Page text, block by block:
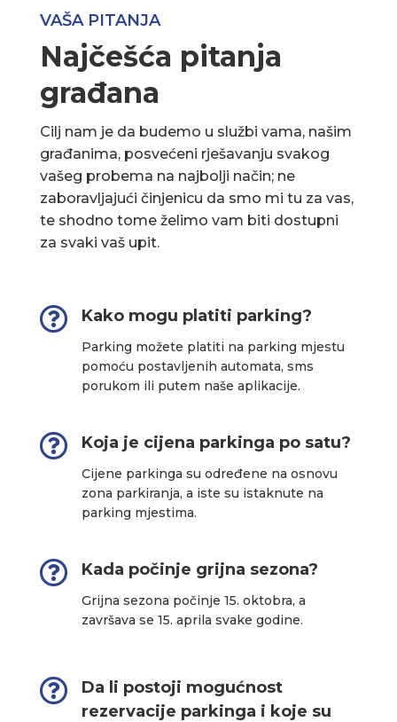
VAŠA PITANJA
Najčešća pitanja
građana
Cilj nam je da budemo u službi vama, našim
građanima, posvećeni rješavanju svakog
vašeg probema na najbolji način; ne
zaboravljajući činjenicu da smo mi tu za vas,
te shodno tome želimo vam biti dostupni
za svaki vaš upit.
 Kako mogu platiti parking?
Parking možete platiti na parking mjestu
pomoću postavljenih automata, sms
porukom ili putem naše aplikacije.
 Koja je cijena parkinga po satu?
Cijene parkinga su određene na osnovu
zona parkiranja, a iste su istaknute na
parking mjestima.
 Kada počinje grijna sezona?
Grijna sezona počinje 15. oktobra, a
završava se 15. aprila svake godine.

Da li postoji mogućnost
rezervacije parkinga i koje su